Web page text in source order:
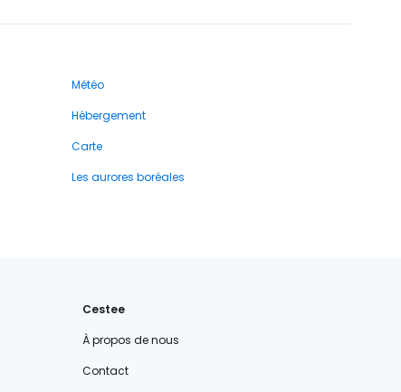
Météo
Hébergement
Carte
Les aurores boréales
Cestee
À propos de nous
Contact